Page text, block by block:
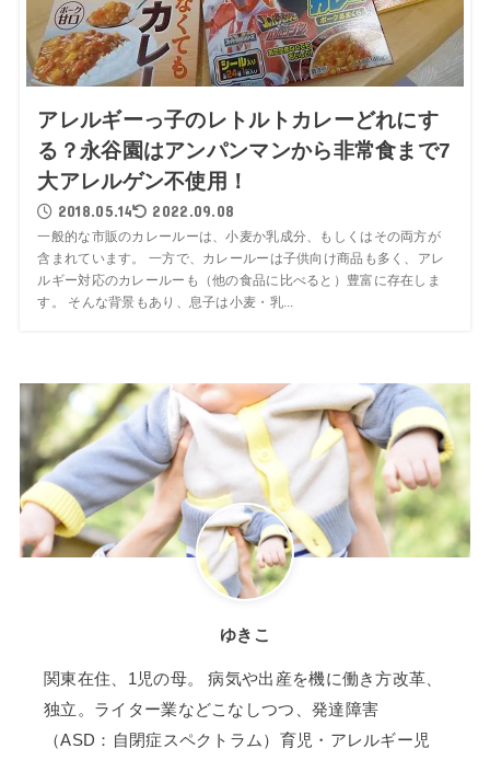
アレルギーっ子のレトルトカレーどれにす
る？永谷園はアンパンマンから非常食まで7
大アレルゲン不使用！
2018.05.14 2022.09.08
一般的な市販のカレールーは、小麦か乳成分、もしくはその両方が
含まれています。 一方で、カレールーは子供向け商品も多く、アレ
ルギー対応のカレールーも（他の食品に比べると）豊富に存在しま
す。 そんな背景もあり、息子は小麦・乳...
ゆきこ
関東在住、1児の母。 病気や出産を機に働き方改革、
独立。ライター業などこなしつつ、発達障害
（ASD：自閉症スペクトラム）育児・アレルギー児